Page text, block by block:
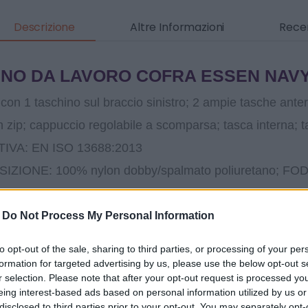
Do Not Process My Personal Information
opt-out of the sale, sharing to third parties, or processing of your
for targeted advertising by us, please use the below opt-out
selection. Please note that after your opt-out request is processed
interest-based ads based on personal information utilized by us
Descrizione Altre Informazioni
DA LAVORO COFRA ESSEN
1 taschino sul braccio sinistro; 2 ampie tasche
zip; cappuccio regolabile a scomparsa; tasca interna;
EN ISO 13688:2013
100% nylon dobby/spalmato poliuretano;
230 g/m²
125 g/m²
aeroporti; agricoltura; edilizia; industria; logistica;
UOMO